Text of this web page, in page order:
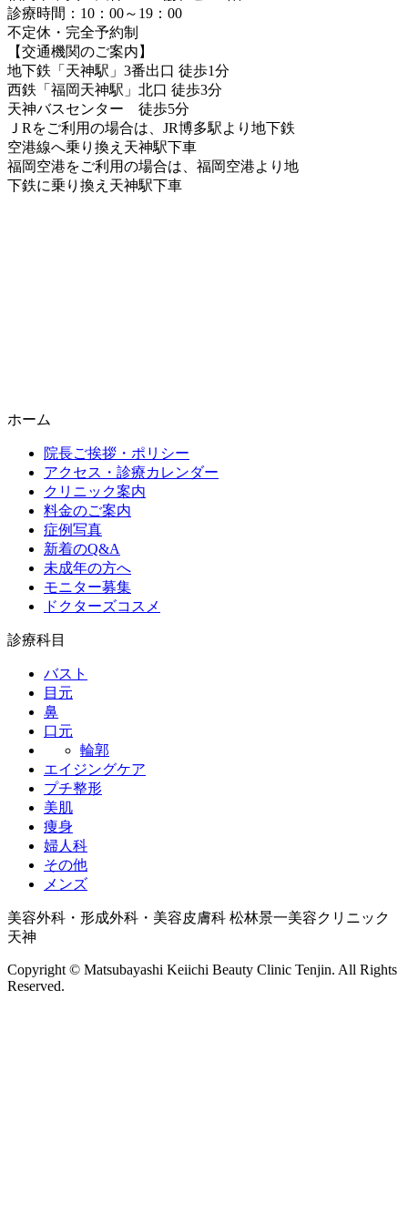
診療時間：10：00～19：00
不定休・完全予約制
【交通機関のご案内】
地下鉄「天神駅」3番出口 徒歩1分
西鉄「福岡天神駅」北口 徒歩3分
天神バスセンター 徒歩5分
ＪRをご利用の場合は、JR博多駅より地下鉄
空港線へ乗り換え天神駅下車
福岡空港をご利用の場合は、福岡空港より地
下鉄に乗り換え天神駅下車
ホーム
院長ご挨拶・ポリシー
アクセス・診療カレンダー
クリニック案内
料金のご案内
症例写真
新着のQ&A
未成年の方へ
モニター募集
ドクターズコスメ
診療科目
バスト
目元
鼻
口元
輪郭
エイジングケア
プチ整形
美肌
痩身
婦人科
その他
メンズ
美容外科・形成外科・美容皮膚科 松林景一美容クリニック
天神
Copyright © Matsubayashi Keiichi Beauty Clinic Tenjin. All Rights
Reserved.